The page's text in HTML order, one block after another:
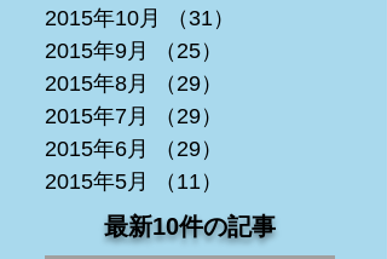
2015年10月
（31）
2015年9月
（25）
2015年8月
（29）
2015年7月
（29）
2015年6月
（29）
2015年5月
（11）
最新10件の記事